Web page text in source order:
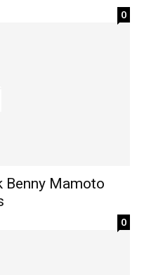
0
Benny Mamoto
0